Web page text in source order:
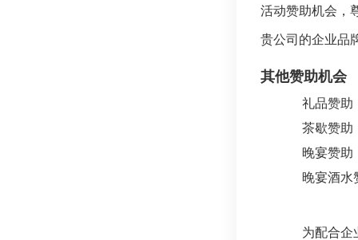
活动赞助机会，
贵公司的企业品
其他赞助机会
礼品赞助
茶歇赞助
晚宴赞助
晚宴酒水
为配合企业的